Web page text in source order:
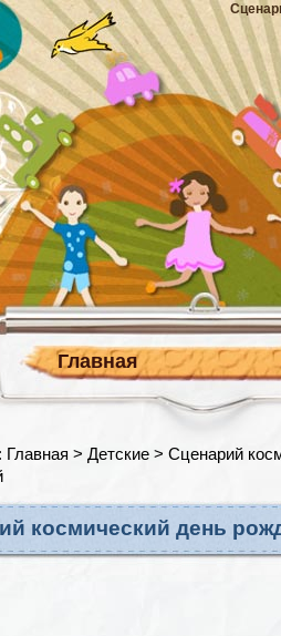
Главная
Главная > Детские > Сценарий
космический день